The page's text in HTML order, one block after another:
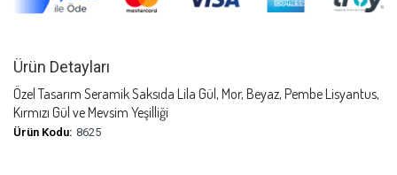
Ürün Detayları
Özel Tasarım Seramik Saksıda Lila Gül, Mor, Beyaz, Pembe Lisyantus,
Kırmızı Gül ve Mevsim Yeşilliği
Ürün Kodu: 8625